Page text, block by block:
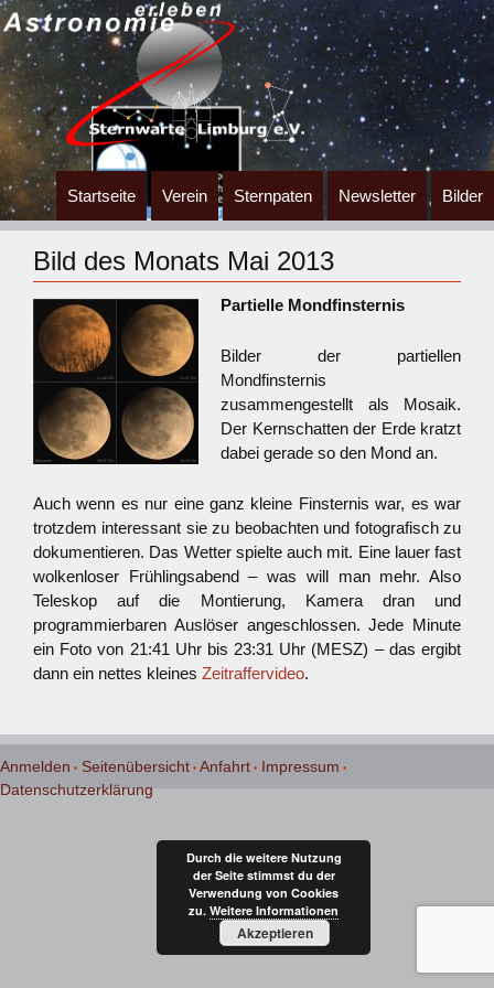
Zum
Inhalt
springen
Startseite Verein Sternpaten Newsletter Bilder
Bild des Monats Mai 2013
Partielle Mondfinsternis
Bilder der partiellen
Mondfinsternis
zusammengestellt als Mosaik.
Der Kernschatten der Erde kratzt
dabei gerade so den Mond an.
Auch wenn es nur eine ganz kleine Finsternis war, es war
trotzdem interessant sie zu beobachten und fotografisch zu
dokumentieren. Das Wetter spielte auch mit. Eine lauer fast
wolkenloser Frühlingsabend – was will man mehr. Also
Teleskop auf die Montierung, Kamera dran und
programmierbaren Auslöser angeschlossen. Jede Minute
ein Foto von 21:41 Uhr bis 23:31 Uhr (MESZ) – das ergibt
dann ein nettes kleines Zeitraffervideo.
Anmelden Seitenübersicht Anfahrt
Impressum
Datenschutzerklärung
Durch die weitere Nutzung
der Seite stimmst du der
Verwendung von Cookies
zu. Weitere Informationen
Akzeptieren